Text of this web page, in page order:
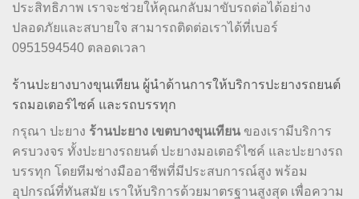
ประสิทธิภาพ เราจะช่วยให้คุณกลับมาขับรถต่อได้อย่าง
ปลอดภัยและสบายใจ สามารถติดต่อเราได้ที่เบอร์
0951594540 ตลอดเวลา
ร้านปะยางบางขุนเทียน ผู้นำด้านการให้บริการปะยางรถยนต์
รถมอเตอร์ไซค์ และรถบรรทุก
กรุณา ปะยาง ร้านปะยาง เขตบางขุนเทียน ของเรามีบริการ
ครบวงจร ทั้งปะยางรถยนต์ ปะยางมอเตอร์ไซค์ และปะยางรถ
บรรทุก โดยทีมช่างมืออาชีพที่มีประสบการณ์สูง พร้อม
อุปกรณ์ที่ทันสมัย เราให้บริการด้วยมาตรฐานสูงสุด เพื่อความ